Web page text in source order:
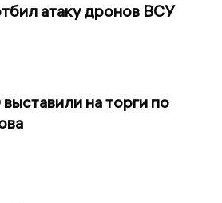
атаку дронов ВСУ
на торги по